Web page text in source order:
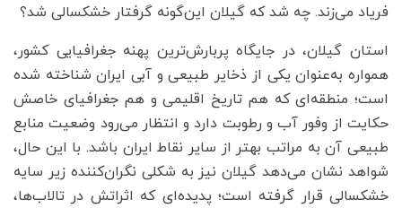
فریاد می‌زند. چه شد که گیلان این‌گونه گرفتار خشکسالی شد؟
استان گیلان، در جایگاه پربارش‌ترین پهنه جغرافیایی کشور،
همواره به‌عنوان یکی از ذخایر طبیعی و آبی ایران شناخته شده
است؛ منطقه‌ای که هم تاریخ اقلیمی و هم جغرافیای خاصش
حکایت از وفور آب و رطوبت دارد و انتظار می‌رود وضعیت منابع
طبیعی آن به مراتب بهتر از سایر نقاط ایران باشد. با این حال،
شواهد نشان می‌دهد گیلان نیز به شکلی نگران‌کننده زیر سایه
خشکسالی قرار گرفته است؛ پدید‌ه‌ای که اثراتش در تالاب‌ها،